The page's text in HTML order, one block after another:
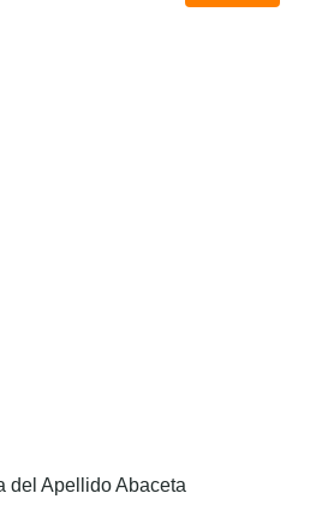
del Apellido Abaceta